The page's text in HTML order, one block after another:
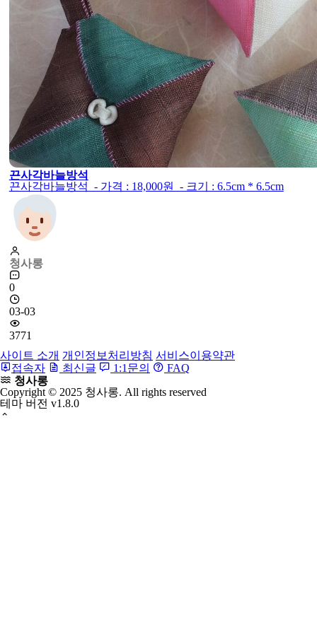
끈사각바늘방석
끈사각바늘방석 - 가격 : 18,000원 - 크기 : 6.5cm * 6.5cm
청사롱
0
03-03
3771
사이트 소개 개인정보처리방침 서비스이용약관
접속자
최신글 1:1문의
FAQ
청사롱
Copyright © 2025 청사롱. All rights reserved
테마 버전 v1.8.0